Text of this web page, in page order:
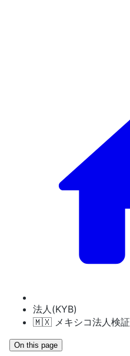
法人(KYB)
🇲🇽 メキシコ法人検証
On this page